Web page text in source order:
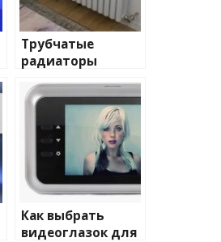
Трубчатые
радиаторы
и характеристики
Как выбрать
видеоглазок для